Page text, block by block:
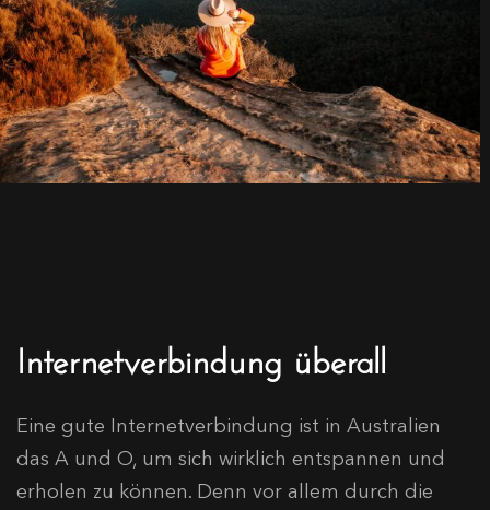
Internetverbindung überall
Eine gute Internetverbindung ist in Australien
das A und O, um sich wirklich entspannen und
erholen zu können. Denn vor allem durch die